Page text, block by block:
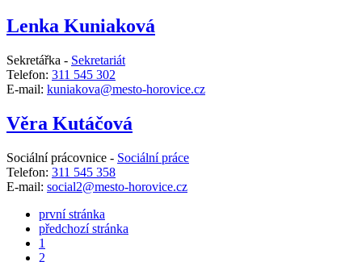
Lenka Kuniaková
Sekretářka - Sekretariát
Telefon: 311 545 302
E-mail: kuniakova@mesto-horovice.cz
Věra Kutáčová
Sociální prácovnice - Sociální práce
Telefon: 311 545 358
E-mail: social2@mesto-horovice.cz
první stránka
předchozí stránka
1
2